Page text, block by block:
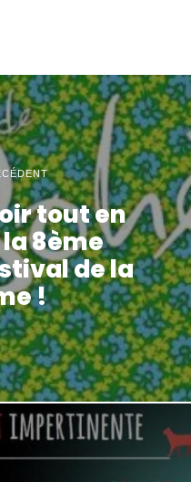
tout en
8ème
de la
!